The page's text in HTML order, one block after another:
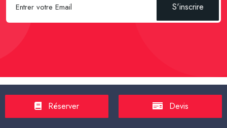
S'inscrire
Spécial Passager : -Réserver un Taxi
Réserver Devis